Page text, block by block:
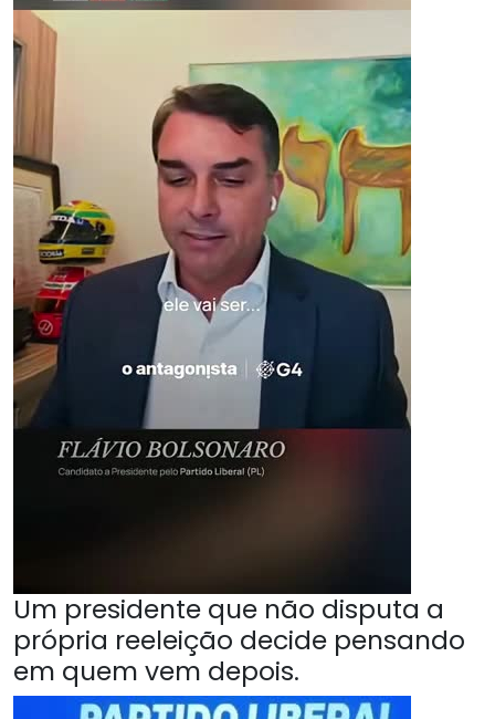
Um presidente que não disputa a
própria reeleição decide pensando
em quem vem depois.